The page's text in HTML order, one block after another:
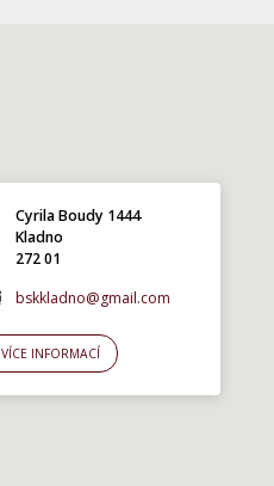
Cyrila Boudy 1444
Kladno
272 01
bskkladno@gmail.com
VÍCE INFORMACÍ